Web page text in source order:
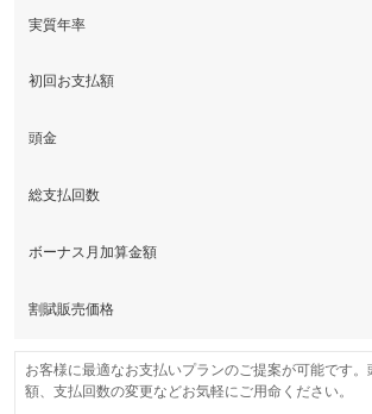
このパックの見積もり依頼
実質年率
初回お支払額
頭金
総支払回数
ボーナス月加算金額
割賦販売価格
お客様に最適なお支払いプランのご提案が可能です
額、支払回数の変更などお気軽にご用命ください。